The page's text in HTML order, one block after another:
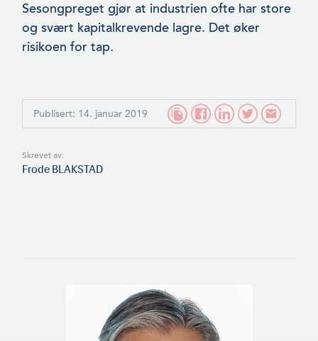
Sesongpreget gjør at industrien ofte har store
og svært kapitalkrevende lagre. Det øker
risikoen for tap.
Publisert: 14. januar 2019
Skrevet av:
Frode BLAKSTAD